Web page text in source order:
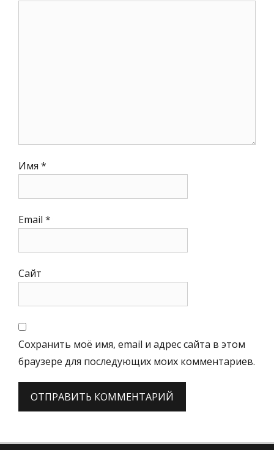
Имя *
Email *
Сайт
Сохранить моё имя, email и адрес сайта в этом
браузере для последующих моих комментариев.